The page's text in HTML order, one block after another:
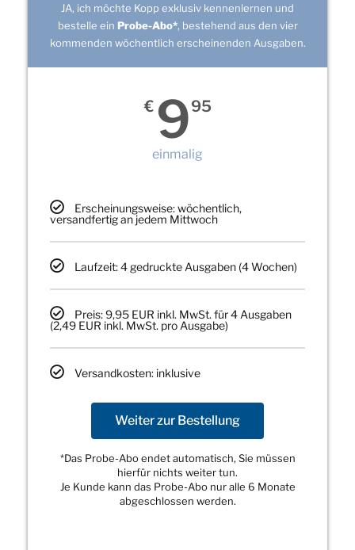
JA, ich möchte Kopp exklusiv kennenlernen und
bestelle ein Probe-Abo*, bestehend aus den vier
kommenden wöchentlich erscheinenden Ausgaben.
€ 995
einmalig
Erscheinungsweise: wöchentlich,
versandfertig an jedem Mittwoch
Laufzeit: 4 gedruckte Ausgaben (4 Wochen)
Preis: 9,95 EUR inkl. MwSt. für 4 Ausgaben
(2,49 EUR inkl. MwSt. pro Ausgabe)
Versandkosten: inklusive
Weiter zur Bestellung
*Das Probe-Abo endet automatisch, Sie müssen
hierfür nichts weiter tun.
Je Kunde kann das Probe-Abo nur alle 6 Monate
abgeschlossen werden.